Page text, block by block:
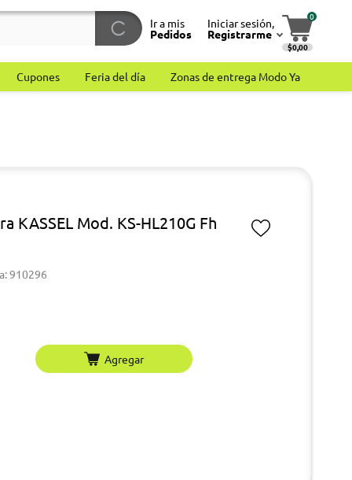
Ir a mis
Pedidos
Iniciar sesión,
Registrarme
0
$0,00
Cupones Feria del día Zonas de entrega Modo Ya
KASSEL Mod. KS-HL210G Fh
910296
Agregar